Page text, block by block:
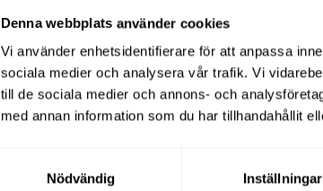
Denna webbplats använder cookies
Vi använder enhetsidentifierare för att anpassa
sociala medier och analysera vår trafik. Vi
till de sociala medier och annons- och
med annan information som du har tillhandahållit
Nödvändig
Inställningar